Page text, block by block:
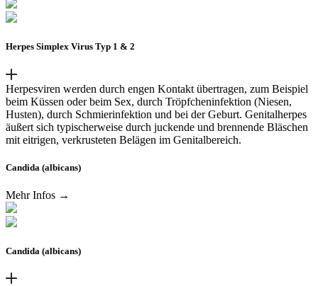
Herpes Simplex Virus Typ 1 & 2
Herpesviren werden durch engen Kontakt übertragen, zum Beispiel
beim Küssen oder beim Sex, durch Tröpfcheninfektion (Niesen,
Husten), durch Schmierinfektion und bei der Geburt. Genitalherpes
äußert sich typischerweise durch juckende und brennende Bläschen
mit eitrigen, verkrusteten Belägen im Genitalbereich.
Candida (albicans)
Mehr Infos →
Candida (albicans)